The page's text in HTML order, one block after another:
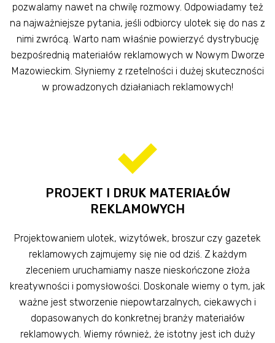
pozwalamy nawet na chwilę rozmowy. Odpowiadamy też
na najważniejsze pytania, jeśli odbiorcy ulotek się do nas z
nimi zwrócą. Warto nam właśnie powierzyć dystrybucję
bezpośrednią materiałów reklamowych w Nowym Dworze
Mazowieckim. Słyniemy z rzetelności i dużej skuteczności
w prowadzonych działaniach reklamowych!
PROJEKT I DRUK MATERIAŁÓW
REKLAMOWYCH
Projektowaniem ulotek, wizytówek, broszur czy gazetek
reklamowych zajmujemy się nie od dziś. Z każdym
zleceniem uruchamiamy nasze nieskończone złoża
kreatywności i pomysłowości. Doskonale wiemy o tym, jak
ważne jest stworzenie niepowtarzalnych, ciekawych i
dopasowanych do konkretnej branży materiałów
reklamowych. Wiemy również, że istotny jest ich duży